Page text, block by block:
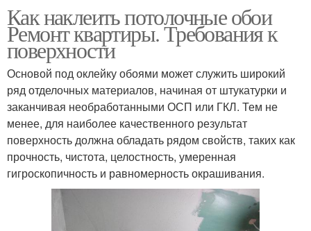
Как наклеить потолочные обои
Ремонт квартиры. Требования к
поверхности
Основой под оклейку обоями может служить широкий
ряд отделочных материалов, начиная от штукатурки и
заканчивая необработанными ОСП или ГКЛ. Тем не
менее, для наиболее качественного результат
поверхность должна обладать рядом свойств, таких как
прочность, чистота, целостность, умеренная
гигроскопичность и равномерность окрашивания.